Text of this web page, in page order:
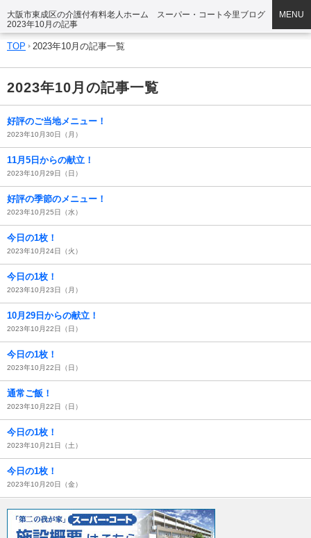
大阪市東成区の介護付有料老人ホーム スーパー・コート今里ブログ
2023年10月の記事
MENU
TOP 2023年10月の記事一覧
2023年10月の記事一覧
好評のご当地メニュー！
2023年10月30日（月）
11月5日からの献立！
2023年10月29日（日）
好評の季節のメニュー！
2023年10月25日（水）
今日の1枚！
2023年10月24日（火）
今日の1枚！
2023年10月23日（月）
10月29日からの献立！
2023年10月22日（日）
今日の1枚！
2023年10月22日（日）
通常ご飯！
2023年10月22日（日）
今日の1枚！
2023年10月21日（土）
今日の1枚！
2023年10月20日（金）